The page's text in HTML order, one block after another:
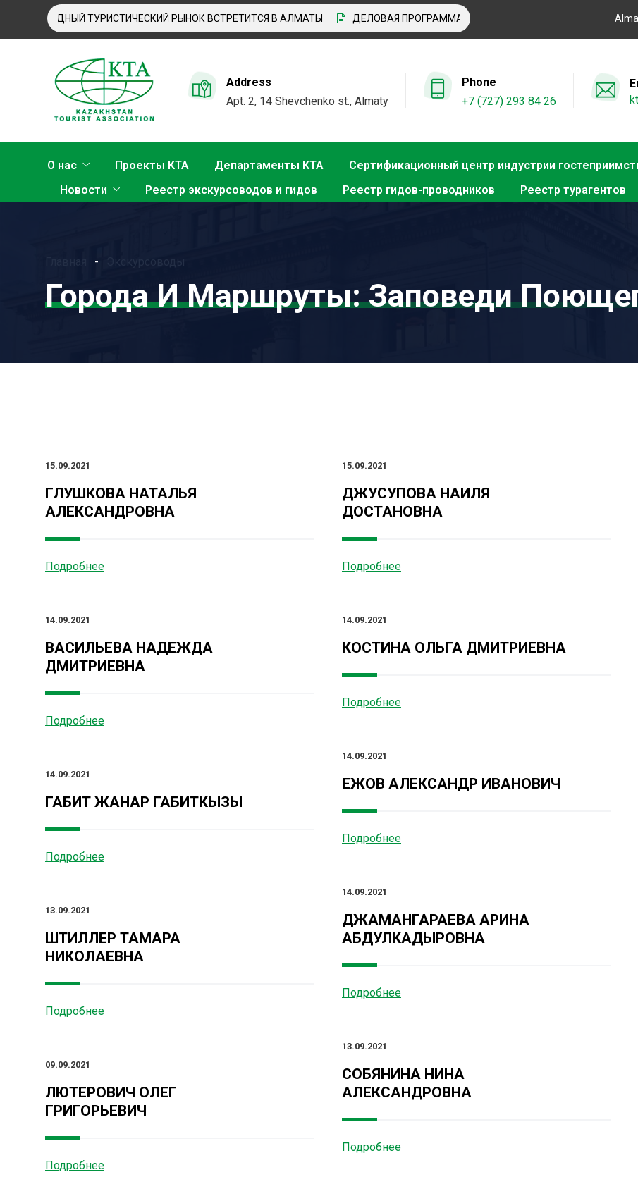
ТУРИСТИЧЕСКИЙ РЫНОК ВСТРЕТИТСЯ В АЛМАТЫ ДЕЛОВАЯ ПРОГРАММА KITF 2026: ВАЖНЕЙШИЕ АСПЕКТЫ
Address
Apt. 2, 14 Shevchenko st., Almaty
Phone
+7 (727) 293 84 26
О нас Проекты КТА Департаменты КТА Сертификационный центр индустрии
Новости
Реестр экскурсоводов и гидов Реестр гидов-проводников Реестр турагентов
Города И Маршруты:Заповеди
15.09.2021
ГЛУШКОВА НАТАЛЬЯ
АЛЕКСАНДРОВНА
Подробнее
15.09.2021
ДЖУСУПОВА НАИЛЯ
ДОСТАНОВНА
Подробнее
14.09.2021
ВАСИЛЬЕВА НАДЕЖДА
ДМИТРИЕВНА
Подробнее
14.09.2021
КОСТИНА ОЛЬГА ДМИТРИЕВНА
Подробнее
14.09.2021
ЕЖОВ АЛЕКСАНДР ИВАНОВИЧ
Подробнее
14.09.2021
ГАБИТ ЖАНАР ГАБИТКЫЗЫ
Подробнее
14.09.2021
ДЖАМАНГАРАЕВА АРИНА
АБДУЛКАДЫРОВНА
Подробнее
13.09.2021
ШТИЛЛЕР ТАМАРА
НИКОЛАЕВНА
Подробнее
13.09.2021
СОБЯНИНА НИНА
АЛЕКСАНДРОВНА
Подробнее
09.09.2021
ЛЮТЕРОВИЧ ОЛЕГ
ГРИГОРЬЕВИЧ
Подробнее